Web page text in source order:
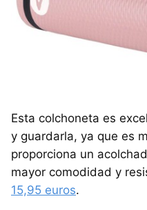
Esta colchoneta es
y guardarla, ya que es
proporciona un
mayor comodidad y
15,95 euros.